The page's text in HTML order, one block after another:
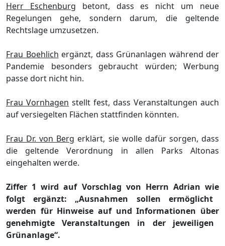
Herr Eschenburg betont, dass es nicht um neue
Regelungen gehe, sondern darum, die geltende
Rechtslage umzusetzen.
Frau Boehlich ergänzt, dass Grünanlagen während der
Pandemie besonders gebraucht würden; Werbung
passe dort nicht hin.
Frau Vornhagen stellt fest, dass Veranstaltungen auch
auf versiegelten Flächen stattfinden könnten.
Frau Dr. von Berg erklärt, sie wolle dafür sorgen, dass
die geltende Verordnung in allen Parks Altonas
eingehalten werde.
Ziffer 1wird auf Vorschlag von Herrn Adrian wie
folgt ergänzt: „Ausnahmen sollen ermöglicht
werden für Hinweise auf und Informationen über
genehmigte Veranstaltungen in der jeweiligen
Grünanlage“.